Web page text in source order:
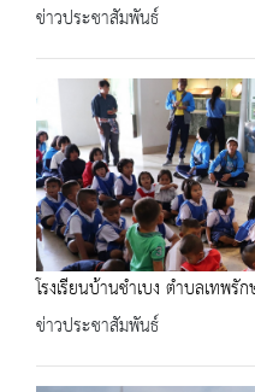
ข่าวประชาสัมพันธ์
โรงเรียนบ้านชำเบง ตำบลเทพ
ข่าวประชาสัมพันธ์